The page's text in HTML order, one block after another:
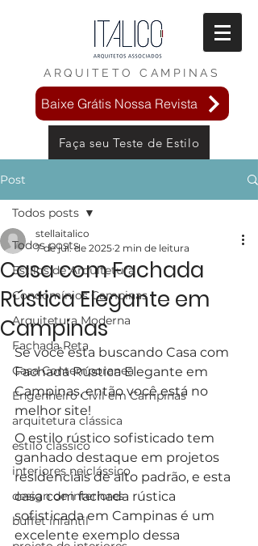
ARQUITETO CAMPINAS
Baixe Grátis Nossa Revista
Faça seu Teste de Estilo
Post
Todos posts
Estilos de Arquitetura
Condomínios Campinas
Arquitetura Moderna
Fachada Reta
Casa Contemporanea
Engenheiro Civil em Campinas
arquitetura clássica
estilo clássico
interiores neiclássico
design de interiores
buffet infantil
Todos posts
Casa com Fachada
Rústica Elegante em
Campinas
stellaitalico
7 de jul. de 2025 2 min de leitura
Se você esta buscando Casa com
Fachada Rústica Elegante em
Campinas, então você está no
melhor site!
O estilo rústico sofisticado tem
ganhado destaque em projetos
residenciais de alto padrão, e esta
casa com fachada rústica
sofisticada em Campinas é um
excelente exemplo dessa